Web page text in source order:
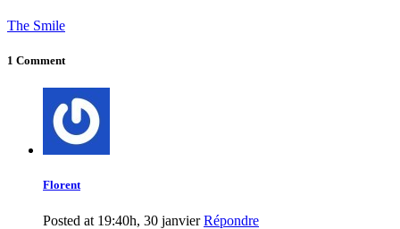
The Smile
1 Comment
Florent
Posted at 19:40h, 30 janvier Répondre